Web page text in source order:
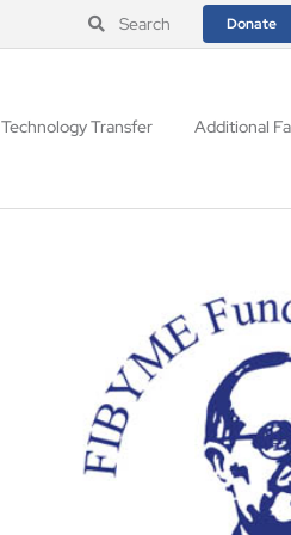
Search Donate
Technology Transfer Additional